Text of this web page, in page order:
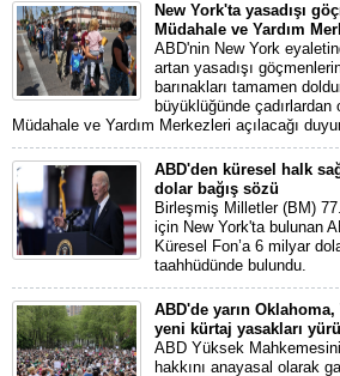
New York'ta yasadışı
Müdahale ve Yardım
ABD'nin New York
artan yasadışı
barınakları tamamen
büyüklüğünde çadırlardan
Müdahale ve Yardım Merkezleri açılacağı
ABD'den küresel halk
dolar bağış sözü
Birleşmiş Milletler (BM)
için New York'ta bulunan
Küresel Fon’a 6 milyar
taahhüdünde bulundu.
ABD'de yarın Oklahoma,
yeni kürtaj yasakları
ABD Yüksek
hakkını anayasal olarak